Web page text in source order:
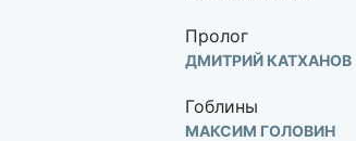
Пролог
ДМИТРИЙ КАТХАНОВ
Гоблины
МАКСИМ ГОЛОВИН